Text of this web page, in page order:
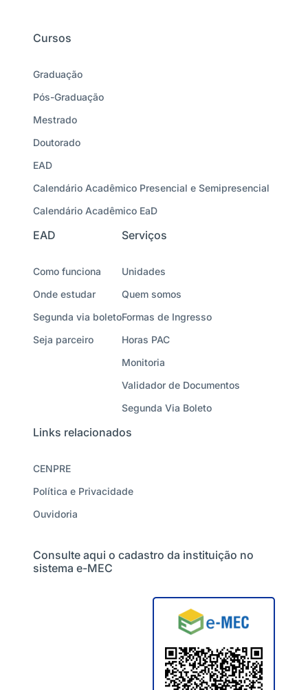
Cursos
Graduação
Pós-Graduação
Mestrado
Doutorado
EAD
Calendário Acadêmico Presencial e Semipresencial
Calendário Acadêmico EaD
EAD
Como funciona
Onde estudar
Segunda via boleto
Seja parceiro
Serviços
Unidades
Quem somos
Formas de Ingresso
Horas PAC
Monitoria
Validador de Documentos
Segunda Via Boleto
Links relacionados
CENPRE
Política e Privacidade
Ouvidoria
Consulte aqui o cadastro da instituição no
sistema e-MEC